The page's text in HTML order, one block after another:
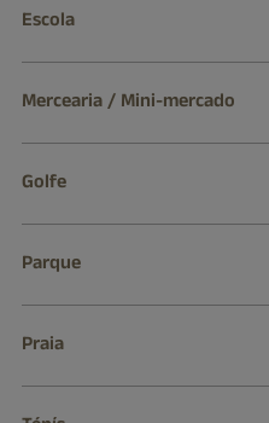
Escola
Mercearia / Mini-mercado
Golfe
Parque
Praia